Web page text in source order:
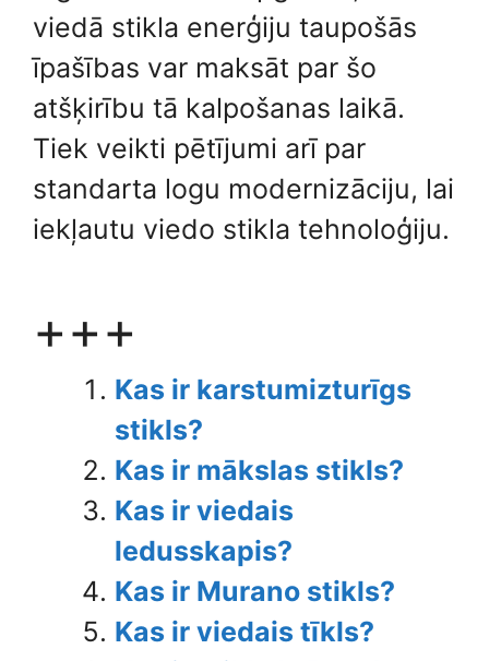
viedā stikla enerģiju taupošās
īpašības var maksāt par šo
atšķirību tā kalpošanas laikā.
Tiek veikti pētījumi arī par
standarta logu modernizāciju, lai
iekļautu viedo stikla tehnoloģiju.
+++
Kas ir karstumizturīgs
stikls?
Kas ir mākslas stikls?
Kas ir viedais
ledusskapis?
Kas ir Murano stikls?
Kas ir viedais tīkls?